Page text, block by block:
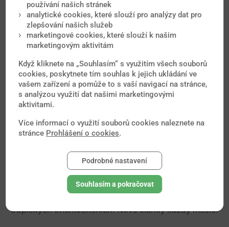
nemoci, krádeži, ztrátě zavazadel a řadě jiných
případů. Mají síť smluvních nemocnic všude po
světě, které pravidelně kontrolují, aby o Vás
bylo co nejlépe postaráno.
Spočítat pojištění zde
Nejčtenější novinky
tropických onemocněních. Nové články každý měsíc.
používání našich stránek
analytické cookies, které slouží pro analýzy dat pro
zlepšování našich služeb
marketingové cookies, které slouží k našim
marketingovým aktivitám
Když kliknete na „Souhlasím“ s využitím všech souborů
cookies, poskytnete tím souhlas k jejich ukládání ve
vašem zařízení a pomůže to s vaší navigací na stránce,
s analýzou využití dat našimi marketingovými
aktivitami.
Více informací o využití souborů cookies naleznete na
stránce Prohlášení o cookies.
Podrobné nastavení
Souhlasím a pokračovat